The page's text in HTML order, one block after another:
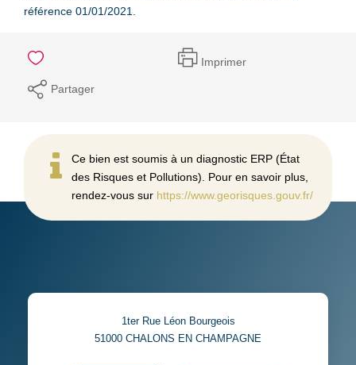
référence 01/01/2021.
Imprimer
Partager
Ce bien est soumis à un diagnostic ERP (État
des Risques et Pollutions). Pour en savoir plus,
rendez-vous sur https://www.georisques.gouv.fr/
1ter Rue Léon Bourgeois
51000 CHALONS EN CHAMPAGNE